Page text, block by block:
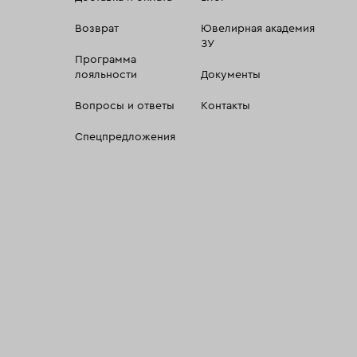
Возврат
Программа
лояльности
Вопросы и ответы
Спецпредложения
Ювелирная академия
ЗУ
Документы
Контакты